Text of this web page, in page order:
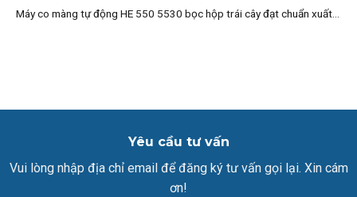
Máy co màng tự động HE 550 5530 bọc hộp trái cây đạt chuẩn xuất...
Yêu cầu tư vấn
Vui lòng nhập địa chỉ email để đăng ký tư vấn gọi lại. Xin cám
ơn!